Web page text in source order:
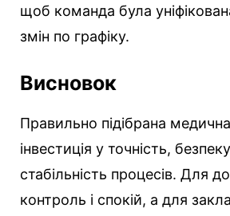
щоб команда була
змін по графіку.
Висновок
Правильно підібрана
інвестиція у точність,
стабільність процесів. Для
контроль і спокій, а для